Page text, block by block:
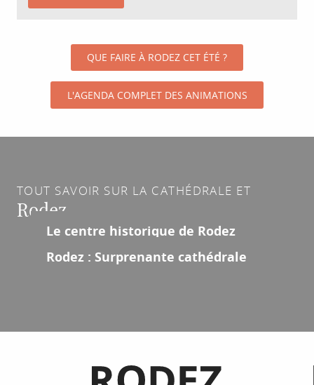
QUE FAIRE À RODEZ CET ÉTÉ ?
L'AGENDA COMPLET DES ANIMATIONS
TOUT SAVOIR SUR LA CATHÉDRALE ET
Rodez.
Le centre historique de Rodez
Rodez : Surprenante cathédrale
Informations pratiques